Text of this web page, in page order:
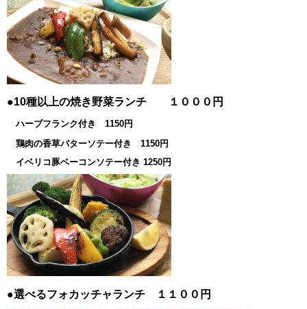
●10種以上の焼き野菜ランチ １０００円
ハーブフランク付き 1150円
鶏肉の香草バターソテー付き 1150円
イベリコ豚ベーコンソテー付き 1250円
●選べるフォカッチャランチ １１００円